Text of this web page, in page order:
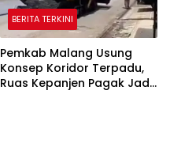
BERITA TERKINI
Pemkab Malang Usung
Konsep Koridor Terpadu,
Ruas Kepanjen Pagak Jadi